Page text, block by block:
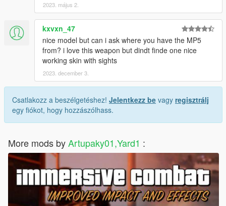
2023. május 2.
kxvxn_47
nice model but can i ask where you have the MP5
from? i love this weapon but dindt finde one nice
working skin with sights
2023. december 3.
Csatlakozz a beszélgetéshez! Jelentkezz be vagy regisztrálj
egy fiókot, hogy hozzászólhass.
More mods byArtupaky01,Yard1 :